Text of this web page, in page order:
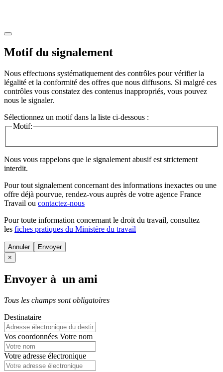
Motif du signalement
Nous effectuons systématiquement des contrôles pour vérifier la
légalité et la conformité des offres que nous diffusons. Si malgré ces
contrôles vous constatez des contenus inappropriés, vous pouvez
nous le signaler.
Sélectionnez un motif dans la liste ci-dessous :
Motif:
Nous vous rappelons que le signalement abusif est strictement
interdit.
Pour tout signalement concernant des informations inexactes ou une
offre déjà pourvue, rendez-vous auprès de votre agence France
Travail ou contactez-nous
Pour toute information concernant le droit du travail, consultez
les fiches pratiques du Ministère du travail
Annuler
×
Envoyer à un ami
Tous les champs sont obligatoires
Destinataire
Vos coordonnées Votre nom
Votre adresse électronique